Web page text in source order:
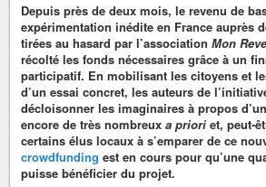
Depuis près de deux mois, le revenu de
expérimentation inédite en France auprès
tirées au hasard par l’association Mon
récolté les fonds nécessaires grâce à un
participatif. En mobilisant les citoyens et
d’un essai concret, les auteurs de
décloisonner les imaginaires à propos
encore de très nombreux a priori et, peut-
certains élus locaux à s’emparer de ce
crowdfunding est en cours pour qu’une
puisse bénéficier du projet.